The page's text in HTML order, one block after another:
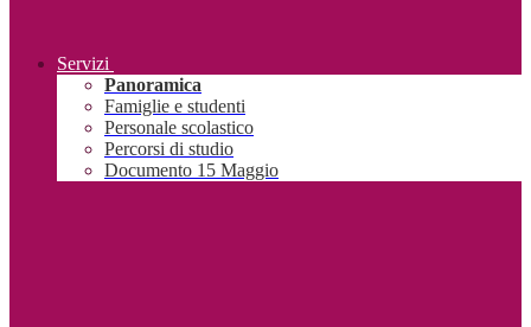
Servizi
Panoramica
Famiglie e studenti
Personale scolastico
Percorsi di studio
Documento 15 Maggio